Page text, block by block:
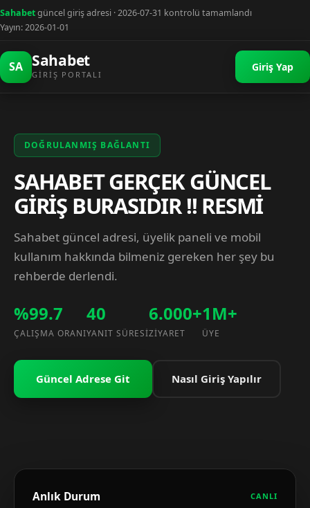
Sahabetgüncel giriş adresi · 2026-07-31 kontrolü tamamlandı
Yayın: 2026-01-01
SA Sahabet
GIRIŞ PORTALI
Giriş Yap
DOĞRULANMIŞ BAĞLANTI
SAHABET GERÇEK GÜNCEL
GİRİŞ BURASIDIR !! RESMİ
Sahabet güncel adresi, üyelik paneli ve mobil
kullanım hakkında bilmeniz gereken her şey bu
rehberde derlendi.
%99.7
ÇALIŞMA ORANI
40
YANIT SÜRESI
6.000+
ZIYARET
1M+
ÜYE
Güncel Adrese Git Nasıl Giriş Yapılır
Anlık Durum CANLI